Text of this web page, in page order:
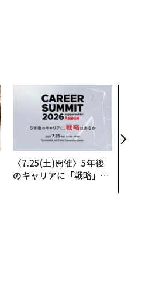
〈7.25(土)開催〉5年後
のキャリアに「戦略」は